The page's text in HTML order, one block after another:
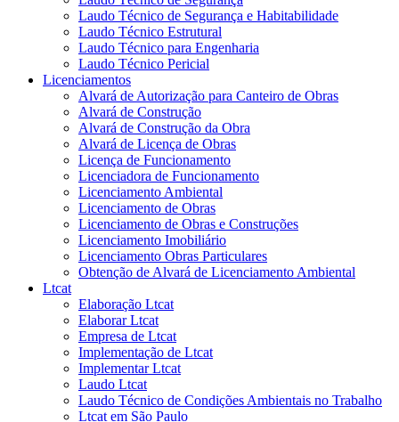
Laudo Técnico de Segurança e Habitabilidade
Laudo Técnico Estrutural
Laudo Técnico para Engenharia
Laudo Técnico Pericial
Licenciamentos
Alvará de Autorização para Canteiro de Obras
Alvará de Construção
Alvará de Construção da Obra
Alvará de Licença de Obras
Licença de Funcionamento
Licenciadora de Funcionamento
Licenciamento Ambiental
Licenciamento de Obras
Licenciamento de Obras e Construções
Licenciamento Imobiliário
Licenciamento Obras Particulares
Obtenção de Alvará de Licenciamento Ambiental
Ltcat
Elaboração Ltcat
Elaborar Ltcat
Empresa de Ltcat
Implementação de Ltcat
Implementar Ltcat
Laudo Ltcat
Laudo Técnico de Condições Ambientais no Trabalho
Ltcat em São Paulo